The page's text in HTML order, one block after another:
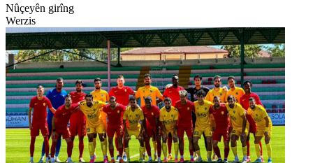
Nûçeyên girîng
Werzis